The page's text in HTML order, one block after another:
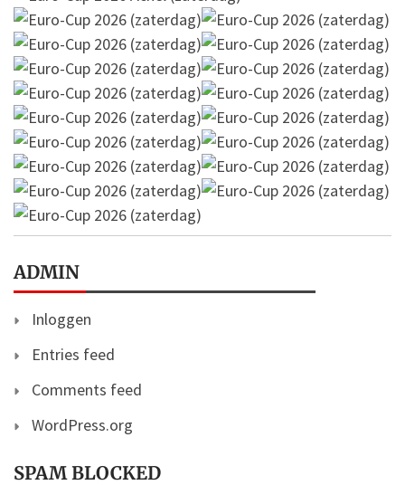
ADMIN
Inloggen
Entries feed
Comments feed
WordPress.org
SPAM BLOCKED